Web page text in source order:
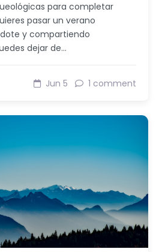
para completar
pasar un verano
y compartiendo
dejar de…
Jun 5 1 comment